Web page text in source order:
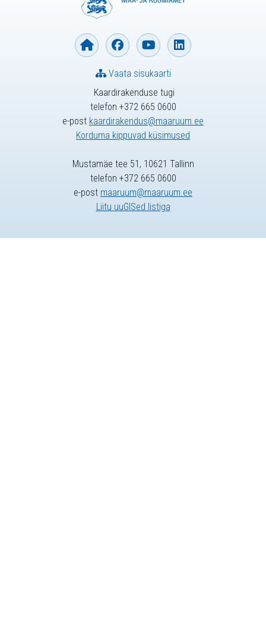
Kaardirakenduse tugi
telefon +372 665 0600
e-post kaardirakendus@maaruum.ee
Korduma kippuvad küsimused
Vaata sisukaarti
Mustamäe tee 51, 10621 Tallinn
telefon +372 665 0600
e-post maaruum@maaruum.ee
Liitu uuGISed listiga